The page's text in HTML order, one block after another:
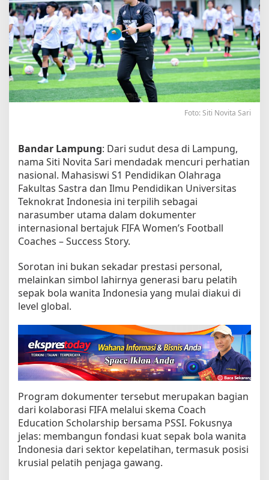
g
u
n
g
F
F
A
:
h
S
i
t
N
o
v
S
a
r
M
a
h
a
s
i
w
i
y
a
n
g
T
Foto: Siti Novita Sari
Bandar Lampung: Dari sudut desa di Lampung,
nama Siti Novita Sari mendadak mencuri perhatian
nasional. Mahasiswi S1 Pendidikan Olahraga
Fakultas Sastra dan Ilmu Pendidikan Universitas
Teknokrat Indonesia ini terpilih sebagai
narasumber utama dalam dokumenter
internasional bertajuk FIFA Women’s Football
Coaches – Success Story.
Sorotan ini bukan sekadar prestasi personal,
melainkan simbol lahirnya generasi baru pelatih
sepak bola wanita Indonesia yang mulai diakui di
level global.
Program dokumenter tersebut merupakan bagian
dari kolaborasi FIFA melalui skema Coach
Education Scholarship bersama PSSI. Fokusnya
jelas: membangun fondasi kuat sepak bola wanita
Indonesia dari sektor kepelatihan, termasuk posisi
krusial pelatih penjaga gawang.